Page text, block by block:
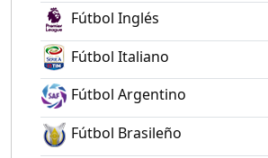
Fútbol Inglés
Fútbol Italiano
Fútbol Argentino
Fútbol Brasileño